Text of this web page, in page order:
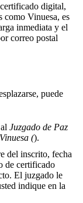
digital,
Vinuesa, es
inmediata y el
correo postal
puede
Juzgado de Paz
().
del inscrito, fecha
de certificado
El juzgado le
indique en la